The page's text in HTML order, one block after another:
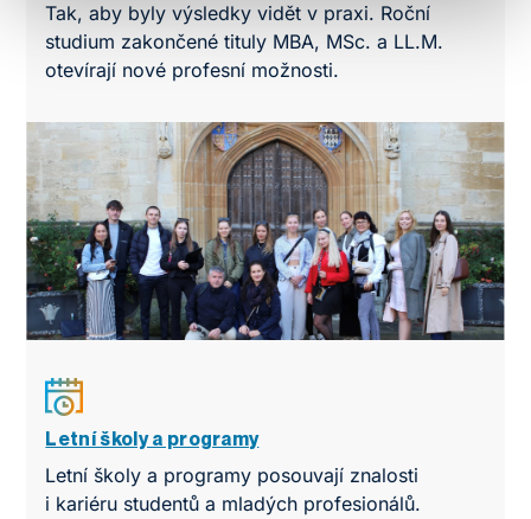
Tak, aby byly výsledky vidět v praxi. Roční
studium zakončené tituly MBA, MSc. a LL.M.
otevírají nové profesní možnosti.
Letní školy a programy
Letní školy a programy posouvají znalosti
i kariéru studentů a mladých profesionálů.